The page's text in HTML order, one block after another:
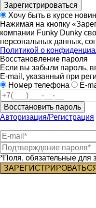
Зарегистрироваться
Хочу быть в курсе
Нажимая на кнопку
компании Funky Dunky
персональных данных,
Политикой о
Восстановление пароля
Если вы забыли пароль,
E-mail, указанный при
Номер телефона
E-
Восстановить пароль
Авторизация/Регистрация
*Поля, обязательные для